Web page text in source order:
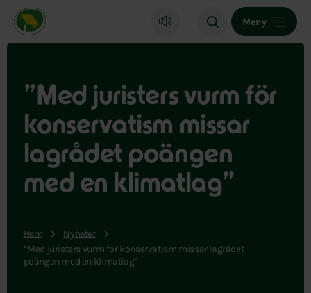
Miljöpartiet de gröna, startsida
Meny
”Med juristers vurm för
konservatism missar
lagrådet poängen
med en klimatlag”
Hem
Nyheter
”Med juristers vurm för konservatism missar lagrådet
poängen med en klimatlag”